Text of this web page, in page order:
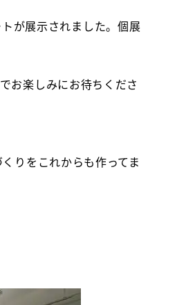
が展示されました。個展
お楽しみにお待ちくださ
りをこれからも作ってま